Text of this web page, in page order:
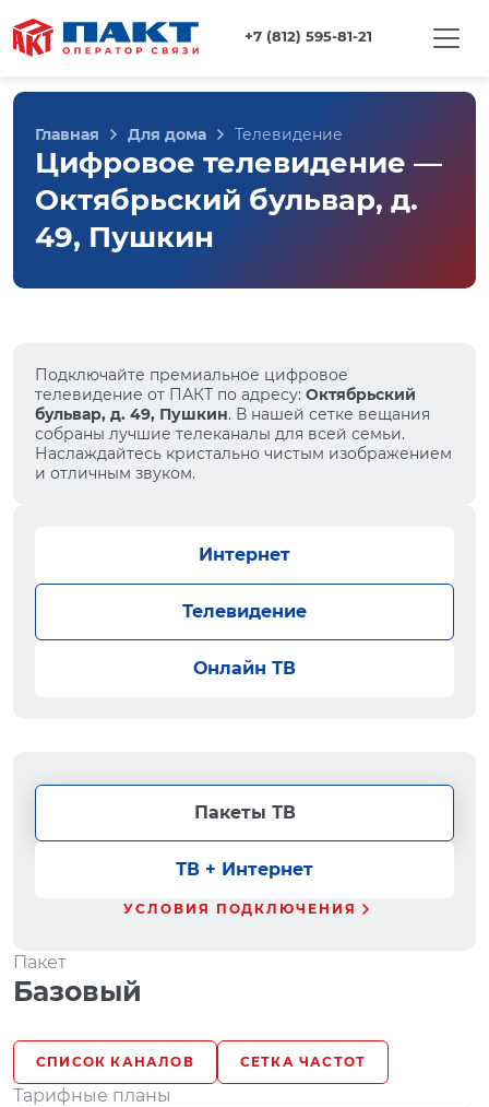
+7 (812) 595-81-21
Главная Для дома Телевидение
Цифровое телевидение —
Октябрьский бульвар, д.
49, Пушкин
Подключайте премиальное цифровое
телевидение от ПАКТ по адресу: Октябрьский
бульвар, д. 49, Пушкин. В нашей сетке вещания
собраны лучшие телеканалы для всей семьи.
Наслаждайтесь кристально чистым изображением
и отличным звуком.
Интернет
Телевидение
Онлайн ТВ
Пакеты ТВ
ТВ + Интернет
УСЛОВИЯ ПОДКЛЮЧЕНИЯ
Пакет
Базовый
СПИСОК КАНАЛОВ СЕТКА ЧАСТОТ
Тарифные планы